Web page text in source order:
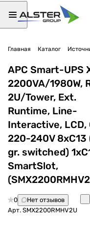
Главная Каталог
APC Smart-UPS
2200VA/1980W,
2U/Tower, Ext.
Runtime, Line-
Interactive, LCD,
220-240V 8xC13
gr. switched)
SmartSlot,
0
Нет отзывов
Арт. SMX2200RMHV2U